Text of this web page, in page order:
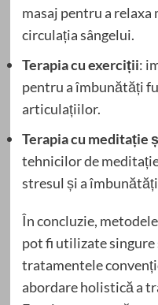
masaj pentru a
circulația sângelui.
Terapia cu exerciții:
pentru a îmbunătăți
articulațiilor.
Terapia cu meditație
tehnicilor de
stresul și a
În concluzie,
pot fi utilizate singure
tratamentele
abordare holistică a